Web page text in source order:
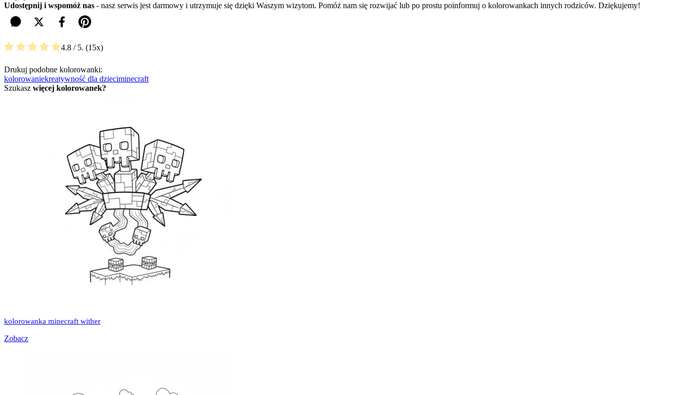
Udostępnij i wspomóż nas - nasz serwis jest darmowy i utrzymuje się dzięki Waszym wizytom. Pomóż nam się rozwijać lub po prostu poinformuj o kolorowankach innych rodziców. Dziękujemy!
4.8 / 5. 15
Drukuj podobne kolorowanki:
kolorowaniekreatywność dla dzieciminecraft
Szukasz więcej kolorowanek?
kolorowanka minecraft wither
Zobacz